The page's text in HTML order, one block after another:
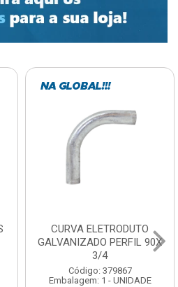
SOQUETE COM
FOTOCELULA EXATRON
COM SENSOR SPT0E27XC
Código: 379788
Embalagem: 1 - UNIDADE